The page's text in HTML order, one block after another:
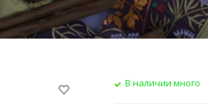
В наличии много